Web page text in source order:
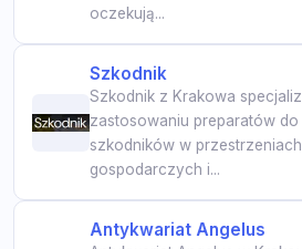
oczekują...
Szkodnik
Szkodnik z Krakowa
zastosowaniu preparatów
szkodników w
gospodarczych i...
Antykwariat Angelus